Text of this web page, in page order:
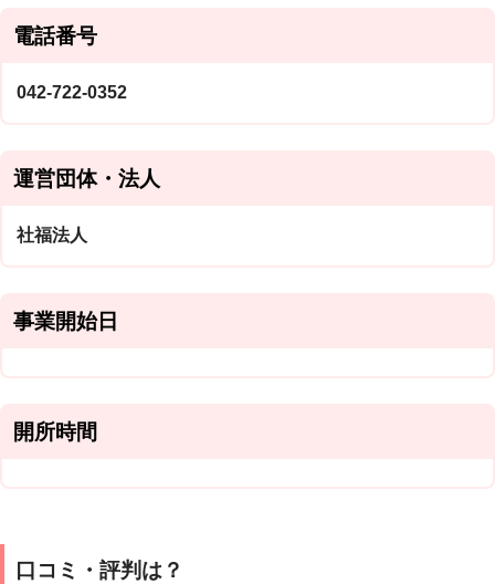
電話番号
042-722-0352
運営団体・法人
社福法人
事業開始日
開所時間
口コミ・評判は？